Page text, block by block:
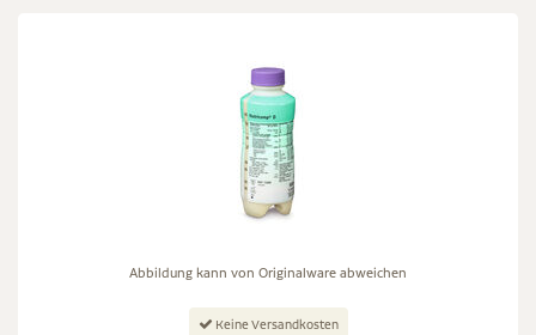
Abbildung kann von Originalware abweichen
Keine Versandkosten